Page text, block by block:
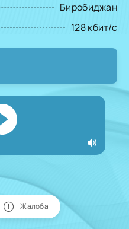
Биробиджан
128 кбит/с
Жалоба